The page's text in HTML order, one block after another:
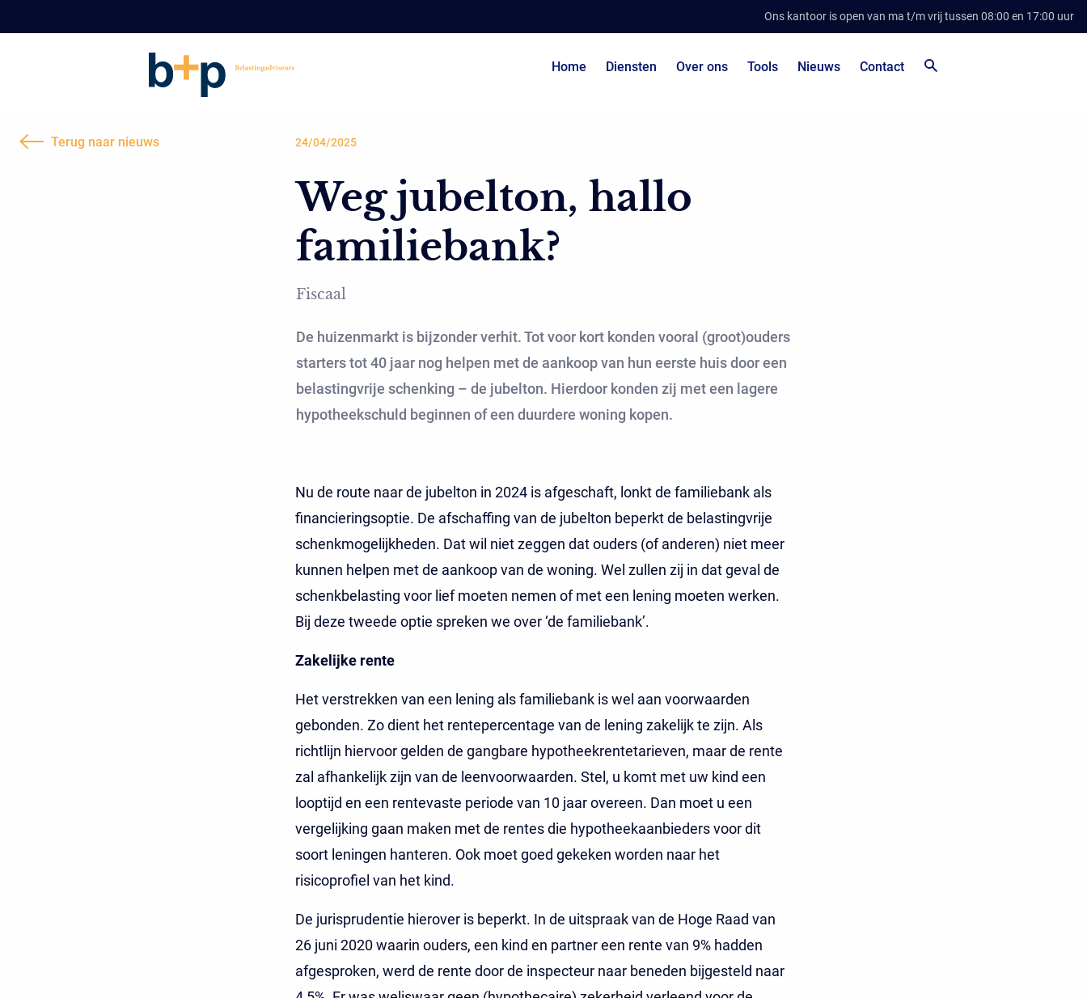
Ons kantoor is open van ma t/m vrij tussen 08:00 en 17:00 uur
Home Diensten Over ons Tools Nieuws Contact
Terug naar nieuws 24/04/2025
Weg jubelton, hallo
familiebank?
Fiscaal
De huizenmarkt is bijzonder verhit. Tot voor kort konden vooral (groot)ouders
starters tot 40 jaar nog helpen met de aankoop van hun eerste huis door een
belastingvrije schenking – de jubelton. Hierdoor konden zij met een lagere
hypotheekschuld beginnen of een duurdere woning kopen.
Nu de route naar de jubelton in 2024 is afgeschaft, lonkt de familiebank als
financieringsoptie. De afschaffing van de jubelton beperkt de belastingvrije
schenkmogelijkheden. Dat wil niet zeggen dat ouders (of anderen) niet meer
kunnen helpen met de aankoop van de woning. Wel zullen zij in dat geval de
schenkbelasting voor lief moeten nemen of met een lening moeten werken.
Bij deze tweede optie spreken we over ‘de familiebank’.
Zakelijke rente
Het verstrekken van een lening als familiebank is wel aan voorwaarden
gebonden. Zo dient het rentepercentage van de lening zakelijk te zijn. Als
richtlijn hiervoor gelden de gangbare hypotheekrentetarieven, maar de rente
zal afhankelijk zijn van de leenvoorwaarden. Stel, u komt met uw kind een
looptijd en een rentevaste periode van 10 jaar overeen. Dan moet u een
vergelijking gaan maken met de rentes die hypotheekaanbieders voor dit
soort leningen hanteren. Ook moet goed gekeken worden naar het
risicoprofiel van het kind.
De jurisprudentie hierover is beperkt. In de uitspraak van de Hoge Raad van
26 juni 2020 waarin ouders, een kind en partner een rente van 9% hadden
afgesproken, werd de rente door de inspecteur naar beneden bijgesteld naar